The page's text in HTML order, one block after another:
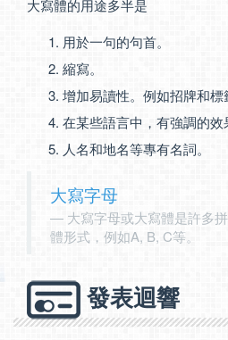
大寫體的用途多半是
用於一句的句首。
縮寫。
增加易讀性。例如招牌和標
在某些語言中，有強調的效
人名和地名等專有名詞。
大寫字母
大寫字母或大寫體是許多
體形式，例如A, B, C等。
發表迴響